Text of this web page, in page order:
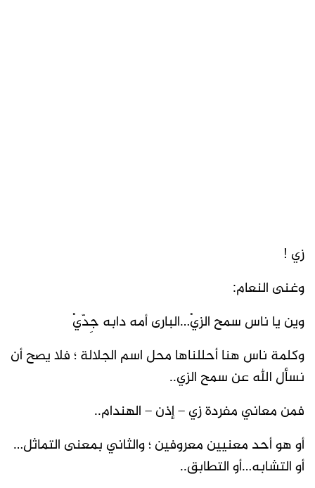
زي !
وغنى النعام:
وين يا ناس سمح الزيْ…البارى أمه دابه جِدّيْ
وكلمة ناس هنا أحللناها محل اسم الجلالة ؛ فلا يصح أن
نسأل الله عن سمح الزي..
فمن معاني مفردة زي – إذن – الهندام..
أو هو أحد معنيين معروفين ؛ والثاني بمعنى التماثل…
أو التشابه…أو التطابق..